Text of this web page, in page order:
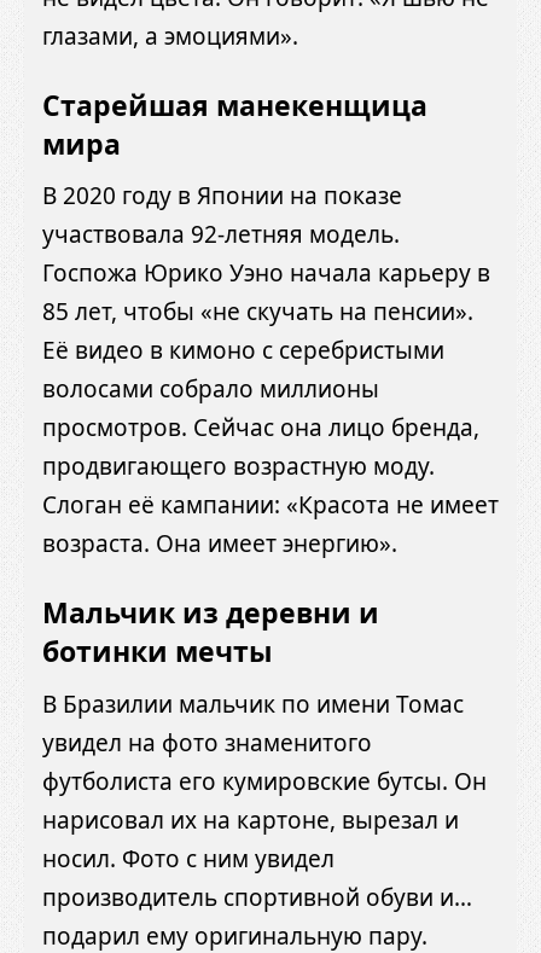
глазами, а эмоциями».
Старейшая манекенщица
мира
В 2020 году в Японии на показе
участвовала 92-летняя модель.
Госпожа Юрико Уэно начала карьеру в
85 лет, чтобы «не скучать на пенсии».
Её видео в кимоно с серебристыми
волосами собрало миллионы
просмотров. Сейчас она лицо бренда,
продвигающего возрастную моду.
Слоган её кампании: «Красота не имеет
возраста. Она имеет энергию».
Мальчик из деревни и
ботинки мечты
В Бразилии мальчик по имени Томас
увидел на фото знаменитого
футболиста его кумировские бутсы. Он
нарисовал их на картоне, вырезал и
носил. Фото с ним увидел
производитель спортивной обуви и…
подарил ему оригинальную пару.